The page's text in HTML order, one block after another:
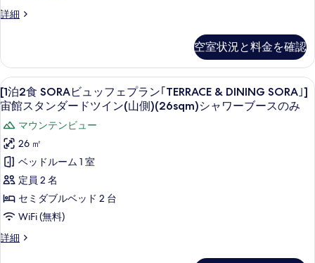
る
べ
写
真
を
表
示
す
る
7-
ッ
ド
4
台
の
す
べ
て
の
写
ベ
ッ
台
の
詳
細
ス
ム
(海
側)
46sqm
寝
具
の
数
は
(3
デ
ス
ル
ー
ム
側)
46sqm
寝
具
の
数
は
(3
歳
以
ェ
プ
ン
｢TERRACE
&
DINING
SORA｣]
宙
館
プ
レ
ミ
ア
詳細
[1
SORA
ビ
ュ
ッ
フ
ェ
プ
ラ
ン
｢TERRACE
DINING
SORA｣]
館
空室状況と料金を確認
[1
泊
食
SORA
ビ
ュ
ッ
フ
ェ
セーフティボックス (室内)、遮光カ
17
[1泊2食 SORAビュッフェプラン｢TERRACE & DINING SORA｣]
宙館スタンダードツイン(山側)(26sqm)シャワーブースのみ
マウンテンビュー
26 ㎡
ベッドルーム 1 室
定員 2 名
セミダブルベッド 2 台
WiFi (無料)
詳細
[1